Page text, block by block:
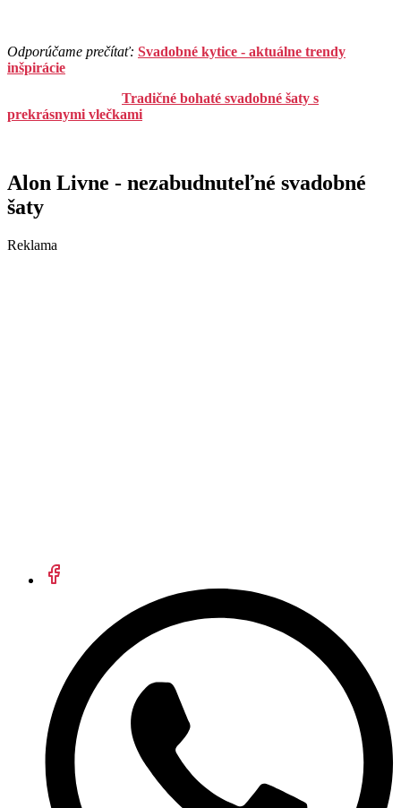
Odporúčame prečítať: Svadobné kytice - aktuálne trendy
inšpirácie
Tradičné bohaté svadobné šaty s
prekrásnymi vlečkami
Alon Livne - nezabudnuteľné svadobné
šaty
Reklama